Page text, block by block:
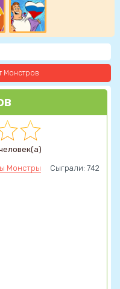
Монстров
Монстры Сыграли: 742